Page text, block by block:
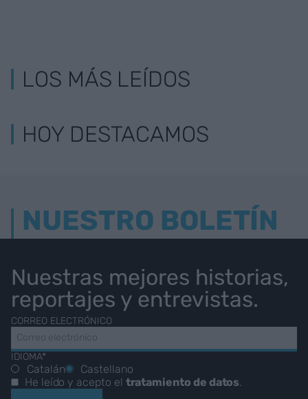
LOS MÁS LEÍDOS
HOY DESTACAMOS
NUESTRO BOLETÍN
Nuestras mejores historias,
reportajes y entrevistas.
CORREO ELECTRÓNICO
IDIOMA*
Catalán
Castellano
He leído y acepto el tratamiento de datos.